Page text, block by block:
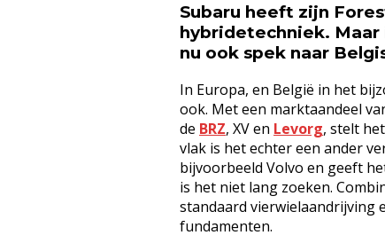
Subaru heeft zijn
hybridetechniek.
nu ook spek naar
In Europa, en België in het
ook. Met een marktaandeel
de BRZ, XV en Levorg, stelt
vlak is het echter een ander
bijvoorbeeld Volvo en geeft
is het niet lang zoeken.
standaard vierwielaandrijving
fundamenten.